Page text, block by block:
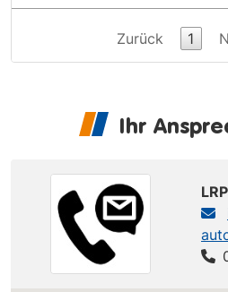
Zurück 1
Ihr